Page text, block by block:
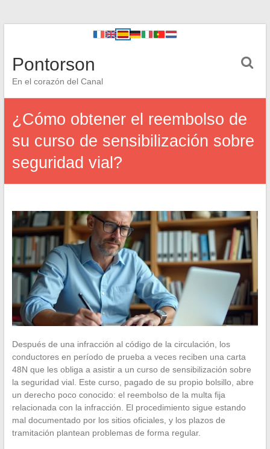
Pontorson
En el corazón del Canal
¿Cómo obtener el reembolso de
su curso de sensibilización sobre
seguridad vial?
Después de una infracción al código de la circulación, los
conductores en período de prueba a veces reciben una carta
48N que les obliga a asistir a un curso de sensibilización sobre
la seguridad vial. Este curso, pagado de su propio bolsillo, abre
un derecho poco conocido: el reembolso de la multa fija
relacionada con la infracción. El procedimiento sigue estando
mal documentado por los sitios oficiales, y los plazos de
tramitación plantean problemas de forma regular.